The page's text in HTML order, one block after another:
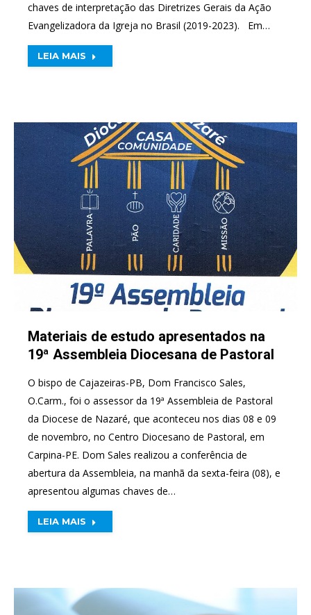
chaves de interpretação das Diretrizes Gerais da Ação
Evangelizadora da Igreja no Brasil (2019-2023). Em…
LEIA MAIS
Materiais de estudo apresentados na
19ª Assembleia Diocesana de Pastoral
O bispo de Cajazeiras-PB, Dom Francisco Sales,
O.Carm., foi o assessor da 19ª Assembleia de Pastoral
da Diocese de Nazaré, que aconteceu nos dias 08 e 09
de novembro, no Centro Diocesano de Pastoral, em
Carpina-PE. Dom Sales realizou a conferência de
abertura da Assembleia, na manhã da sexta-feira (08), e
apresentou algumas chaves de…
LEIA MAIS